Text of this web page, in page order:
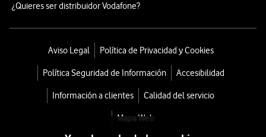
¿Quieres ser distribuidor Vodafone?
Aviso Legal Política de Privacidad y Cookies
Política Seguridad de Información Accesibilidad
Información a clientes Calidad del servicio
Mapa Web